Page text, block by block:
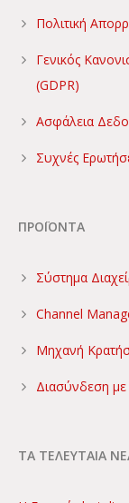
Πολιτική
Γενικός
(GDPR)
Ασφάλεια
Συχνές
ΠΡΟΪΟΝΤΑ
Σύστημα
Channel
Μηχανή
Διασύνδεση με
ΤΑ ΤΕΛΕΥΤΑΙΑ